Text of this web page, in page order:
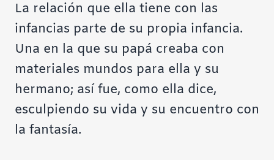
La relación que ella tiene con las
infancias parte de su propia infancia.
Una en la que su papá creaba con
materiales mundos para ella y su
hermano; así fue, como ella dice,
esculpiendo su vida y su encuentro con
la fantasía.